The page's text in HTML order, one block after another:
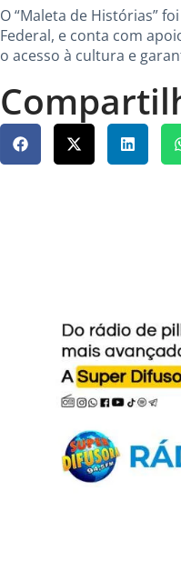
O “Maleta de Histórias”
Federal, e conta com
o acesso à cultura e